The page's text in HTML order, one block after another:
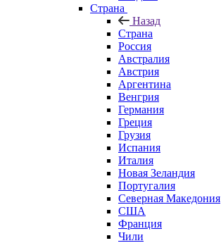
Страна
Назад
Страна
Россия
Австралия
Австрия
Аргентина
Венгрия
Германия
Греция
Грузия
Испания
Италия
Новая Зеландия
Португалия
Северная Македония
США
Франция
Чили